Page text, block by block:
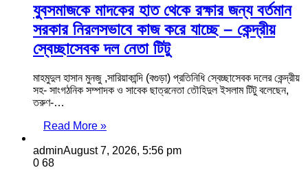
যুবসমাজকে মাদকের হাত থেকে রক্ষার জন্য বর্তমান
সরকার নিরলসভাবে কাজ করে যাচ্ছে – কেন্দ্রীয়
স্বেচ্ছাসেবক দল নেতা টিটু
মাহমুদুল হাসান মুনজু ,সারিয়াকান্দি (বগুড়া) প্রতিনিধি স্বেচ্ছাসেবক দলের কেন্দ্রীয়
সহ- সাংগঠনিক সম্পাদক ও সাবেক ছাত্রনেতা তৌহিদুল ইসলাম টিটু বলেছেন,
তরুণ-…
Read More »
adminAugust 7, 2026, 5:56 pm
0 68